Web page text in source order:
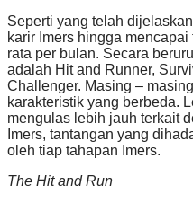
Seperti yang telah
karir Imers hingga
rata per bulan. Secara
adalah Hit and Runner,
Challenger. Masing –
karakteristik yang berbeda.
mengulas lebih jauh terkait
Imers, tantangan yang
oleh tiap tahapan Imers.
The Hit and Run